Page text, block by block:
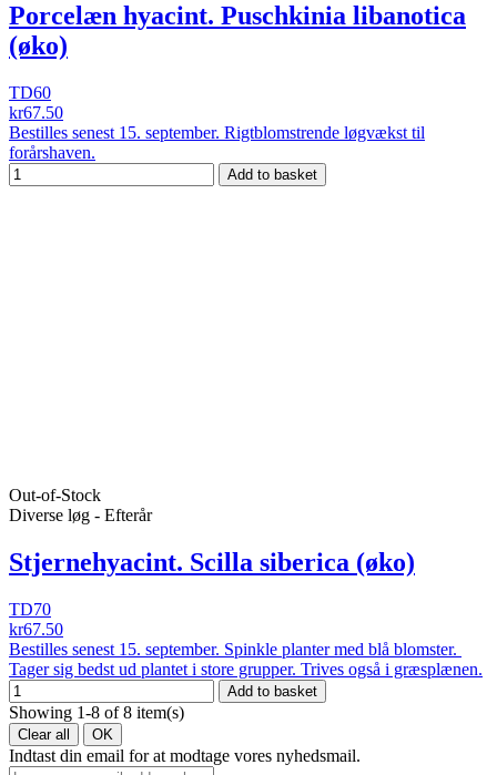
Porcelæn hyacint. Puschkinia libanotica
(øko)
TD60
kr67.50
Bestilles senest 15. september. Rigtblomstrende løgvækst til
forårshaven.
Add to basket
Out-of-Stock
Diverse løg - Efterår
Stjernehyacint. Scilla siberica (øko)
TD70
kr67.50
Bestilles senest 15. september. Spinkle planter med blå blomster.
Tager sig bedst ud plantet i store grupper. Trives også i græsplænen.
Add to basket
Showing 1-8 of 8 item(s)
Clear all OK
Indtast din email for at modtage vores nyhedsmail.